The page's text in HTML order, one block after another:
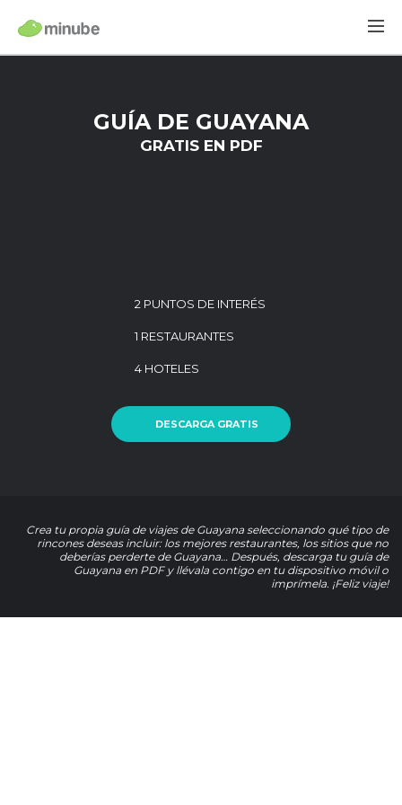
GUÍA DE GUAYANA
GRATIS EN PDF
2 PUNTOS DE INTERÉS
1 RESTAURANTES
4 HOTELES
DESCARGA GRATIS
Crea tu propia guía de viajes de Guayana seleccionando qué tipo de
rincones deseas incluir: los mejores restaurantes, los sitios que no
deberías perderte de Guayana… Después, descarga tu guía de
Guayana en PDF y llévala contigo en tu dispositivo móvil o
imprímela. ¡Feliz viaje!